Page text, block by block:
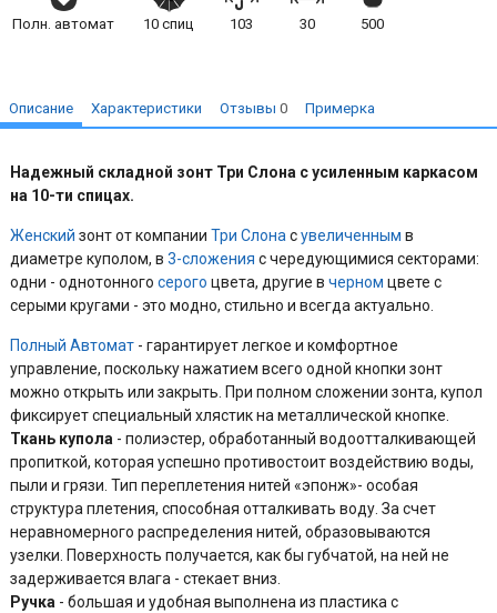
Полн. автомат 10 спиц 103 30 500
Описание
Надежный складной зонт Три Слона с усиленным каркасом
на 10-ти спицах.
Женский зонт от компанииТри Слона сувеличенным в
диаметре куполом, в3-сложения с чередующимися секторами:
одни - однотонногосерого цвета, другие вчерном цвете с
серыми кругами - это модно, стильно и всегда актуально.
Полный Автомат - гарантирует легкое и комфортное
управление, поскольку нажатием всего одной кнопки зонт
можно открыть или закрыть. При полном сложении зонта, купол
фиксирует специальный хлястик на металлической кнопке.
Ткань купола - полиэстер, обработанный водоотталкивающей
пропиткой, которая успешно противостоит воздействию воды,
пыли и грязи. Тип переплетения нитей «эпонж»- особая
структура плетения, способная отталкивать воду. За счет
неравномерного распределения нитей, образовываются
узелки. Поверхность получается, как бы губчатой, на ней не
задерживается влага - стекает вниз.
Ручка - большая и удобная выполнена из пластика с
Характеристики Отзывы0 Примерка